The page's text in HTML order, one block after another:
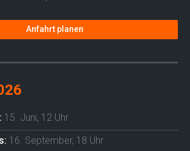
Anfahrt planen
15. Juni, 12 Uhr
16. September, 18 Uhr